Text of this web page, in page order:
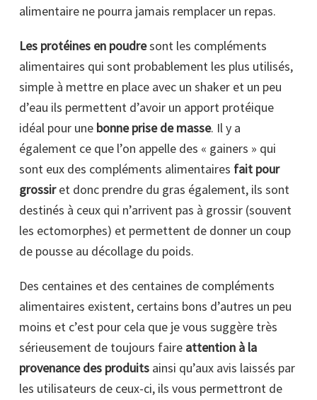
alimentaire ne pourra jamais remplacer un repas.
Les protéines en poudresont les compléments
alimentaires qui sont probablement les plus utilisés,
simple à mettre en place avec un shaker et un peu
d’eau ils permettent d’avoir un apport protéique
idéal pour une bonne prise de masse. Il y a
également ce que l’on appelle des « gainers » qui
sont eux des compléments alimentaires fait pour
grossiret donc prendre du gras également, ils sont
destinés à ceux qui n’arrivent pas à grossir (souvent
les ectomorphes) et permettent de donner un coup
de pousse au décollage du poids.
Des centaines et des centaines de compléments
alimentaires existent, certains bons d’autres un peu
moins et c’est pour cela que je vous suggère très
sérieusement de toujours faire attention à la
provenance des produits ainsi qu’aux avis laissés par
les utilisateurs de ceux-ci, ils vous permettront de